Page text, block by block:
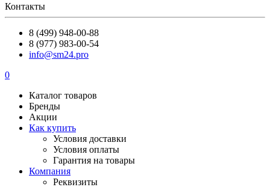
Контакты
8 (499) 948-00-88
8 (977) 983-00-54
info@sm24.pro
0
Каталог товаров
Бренды
Акции
Как купить
Условия доставки
Условия оплаты
Гарантия на товары
Компания
Реквизиты